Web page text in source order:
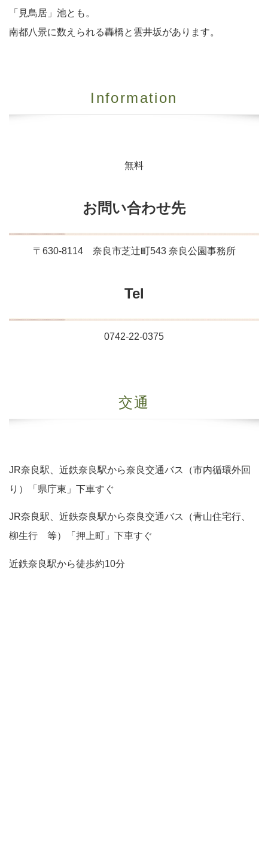
「見鳥居」池とも。
南都八景に数えられる轟橋と雲井坂があります。
Information
無料
お問い合わせ先
〒630-8114 奈良市芝辻町543 奈良公園事務所
Tel
0742-22-0375
交通
JR奈良駅、近鉄奈良駅から奈良交通バス（市内循環外回
り）「県庁東」下車すぐ
JR奈良駅、近鉄奈良駅から奈良交通バス（青山住宅行、
柳生行 等）「押上町」下車すぐ
近鉄奈良駅から徒歩約10分